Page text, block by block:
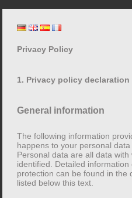
Aller
principal
Lore Mühlbauer
Mentions légales
Informations selon § 18
Opérateur de site Web:
Lore Lay
Linprunstr. 44
80335 München
Privacy Policy
1. Privacy policy declaration
General information
The following information
happens to your personal
Personal data are all data
identified. Detailed
protection can be found in the
listed below this text.